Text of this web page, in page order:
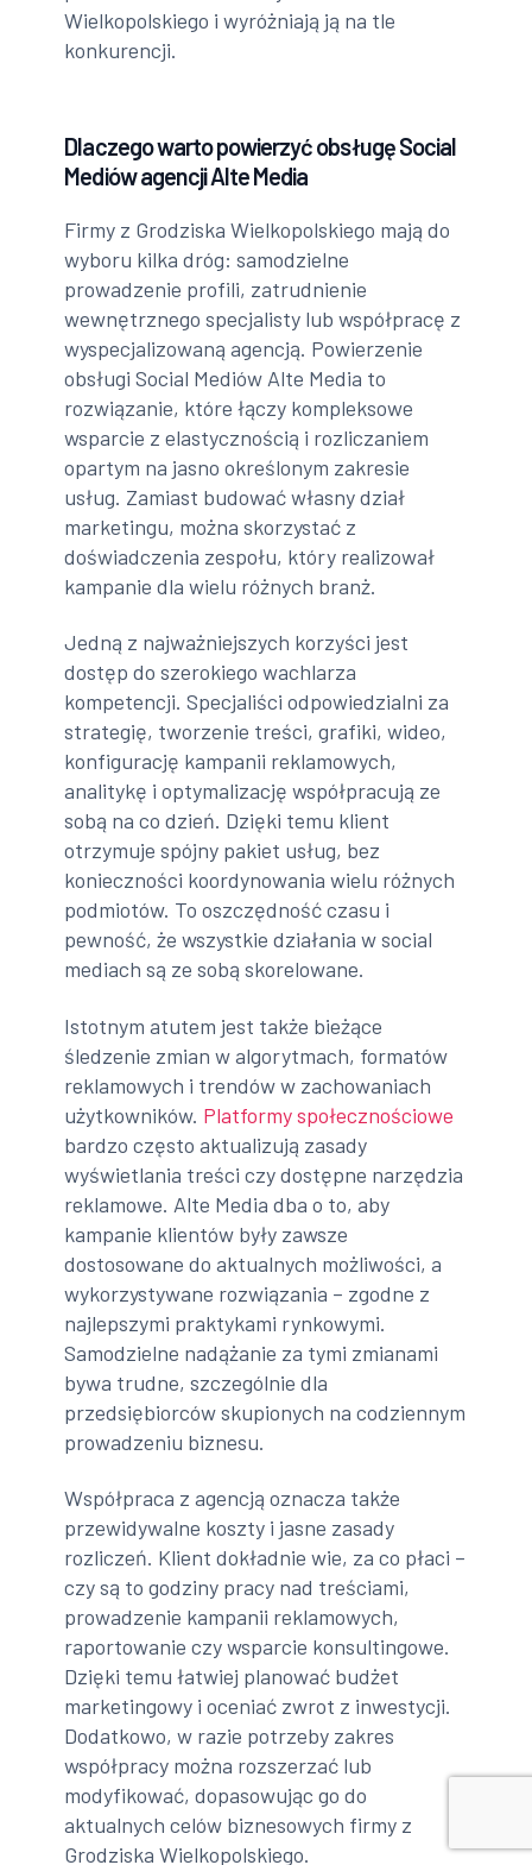
Wielkopolskiego i wyróżniają ją na tle
konkurencji.
Dlaczego warto powierzyć obsługę Social
Mediów agencji Alte Media
Firmy z Grodziska Wielkopolskiego mają do
wyboru kilka dróg: samodzielne
prowadzenie profili, zatrudnienie
wewnętrznego specjalisty lub współpracę z
wyspecjalizowaną agencją. Powierzenie
obsługi Social Mediów Alte Media to
rozwiązanie, które łączy kompleksowe
wsparcie z elastycznością i rozliczaniem
opartym na jasno określonym zakresie
usług. Zamiast budować własny dział
marketingu, można skorzystać z
doświadczenia zespołu, który realizował
kampanie dla wielu różnych branż.
Jedną z najważniejszych korzyści jest
dostęp do szerokiego wachlarza
kompetencji. Specjaliści odpowiedzialni za
strategię, tworzenie treści, grafiki, wideo,
konfigurację kampanii reklamowych,
analitykę i optymalizację współpracują ze
sobą na co dzień. Dzięki temu klient
otrzymuje spójny pakiet usług, bez
konieczności koordynowania wielu różnych
podmiotów. To oszczędność czasu i
pewność, że wszystkie działania w social
mediach są ze sobą skorelowane.
Istotnym atutem jest także bieżące
śledzenie zmian w algorytmach, formatów
reklamowych i trendów w zachowaniach
użytkowników. Platformy społecznościowe
bardzo często aktualizują zasady
wyświetlania treści czy dostępne narzędzia
reklamowe. Alte Media dba o to, aby
kampanie klientów były zawsze
dostosowane do aktualnych możliwości, a
wykorzystywane rozwiązania – zgodne z
najlepszymi praktykami rynkowymi.
Samodzielne nadążanie za tymi zmianami
bywa trudne, szczególnie dla
przedsiębiorców skupionych na codziennym
prowadzeniu biznesu.
Współpraca z agencją oznacza także
przewidywalne koszty i jasne zasady
rozliczeń. Klient dokładnie wie, za co płaci –
czy są to godziny pracy nad treściami,
prowadzenie kampanii reklamowych,
raportowanie czy wsparcie konsultingowe.
Dzięki temu łatwiej planować budżet
marketingowy i oceniać zwrot z inwestycji.
Dodatkowo, w razie potrzeby zakres
współpracy można rozszerzać lub
modyfikować, dopasowując go do
aktualnych celów biznesowych firmy z
Grodziska Wielkopolskiego.